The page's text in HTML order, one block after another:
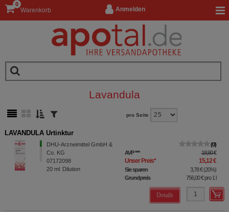
Anmelden
Warenkorb
0
Lavandula
pro Seite
LAVANDULA Urtinktur
DHU-Arzneimittel GmbH &
Co. KG
07172098
20 ml Dilution
0
AVP*** 18,90 €
Unser Preis* 15,12 €
Sie sparen 3,78 €(20%)
Grundpreis
756,00 €pro 1 l
Details